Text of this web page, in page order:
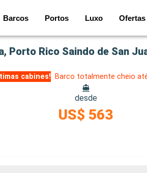
Barcos Portos Luxo Ofertas
Porto Rico Saindo de San
cabines! Barco totalmente cheio
desde
US$ 563